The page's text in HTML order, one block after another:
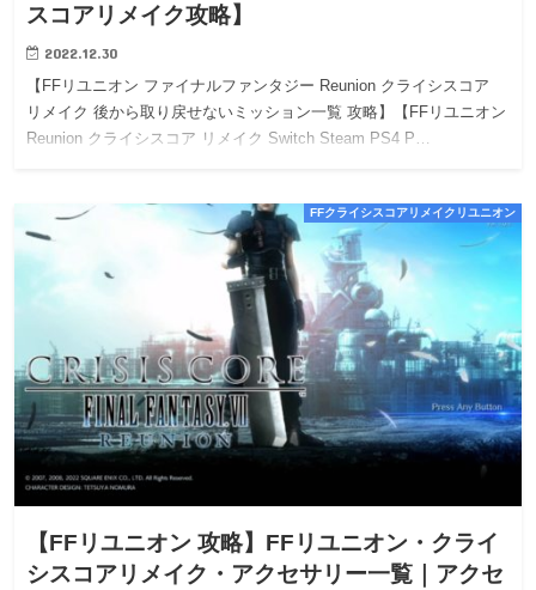
スコアリメイク攻略】
2022.12.30
【FFリユニオン ファイナルファンタジー Reunion クライシスコア
リメイク 後から取り戻せないミッション一覧 攻略】【FFリユニオン
Reunion クライシスコア リメイク Switch Steam PS4 P…
FFクライシスコアリメイクリユニオン
【FFリユニオン 攻略】FFリユニオン・クライ
シスコアリメイク・アクセサリー一覧｜アクセ